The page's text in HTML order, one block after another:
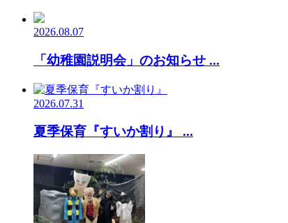
2026.08.07
「幼稚園説明会」のお知らせ ...
2026.07.31
夏季保育『すいか割り』 ...